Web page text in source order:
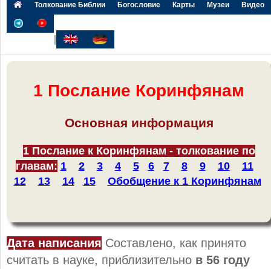
Толкование Библии Богословие Карты Музеи Видео
|
1 Послание Коринфянам
Основная информация
1 Послание к Коринфянам - толкование по
главам: 1 2 3 4 5 6 7 8 9 10
11
12
13 14 15 Обобщение к 1 Коринфянам
Дата написания Составлено, как принято
считать в науке, приблизительно в 56 году